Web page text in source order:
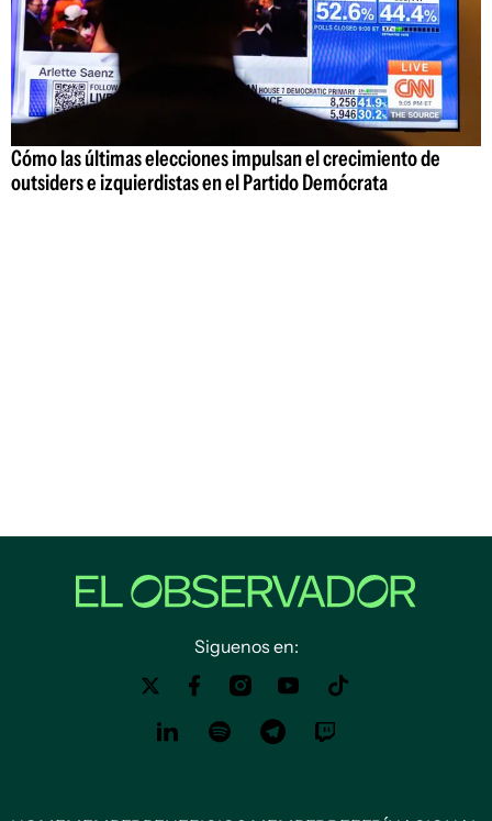
Cómo las últimas elecciones impulsan el crecimiento de
outsiders e izquierdistas en el Partido Demócrata
Siguenos en: